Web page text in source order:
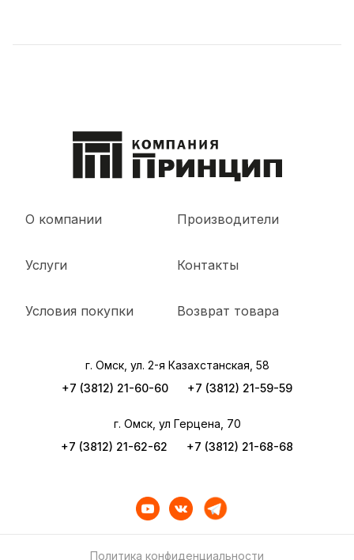
О компании
Услуги
Условия покупки
Производители
Контакты
Возврат товара
г. Омск, ул. 2-я Казахстанская, 58
+7 (3812) 21-60-60
+7 (3812) 21-59-59
г. Омск, ул Герцена, 70
+7 (3812) 21-62-62
+7 (3812) 21-68-68
Политика конфиденциальности